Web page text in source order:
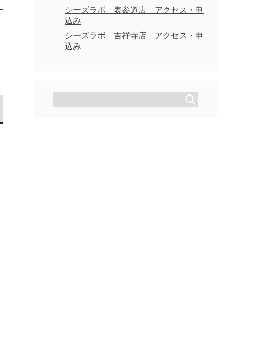
シーズラボ 表参道店 アクセス・申
込み
シーズラボ 吉祥寺店 アクセス・申
込み